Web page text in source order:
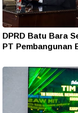
DPRD Batu Bara
PT